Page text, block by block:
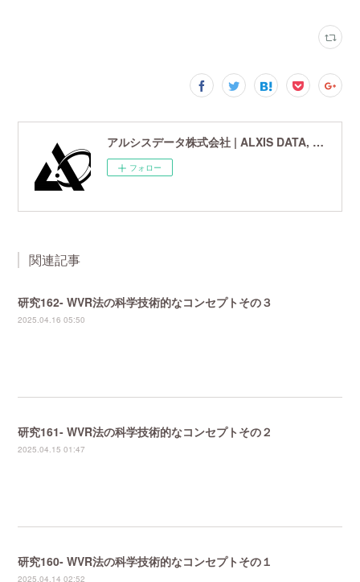
アルシスデータ株式会社 | ALXIS DATA, Inc. | 世界最先端の画像鮮鋭化技術研究開発企業
フォロー
関連記事
研究162- WVR法の科学技術的なコンセプトその３
2025.04.16 05:50
研究161- WVR法の科学技術的なコンセプトその２
2025.04.15 01:47
研究160- WVR法の科学技術的なコンセプトその１
2025.04.14 02:52